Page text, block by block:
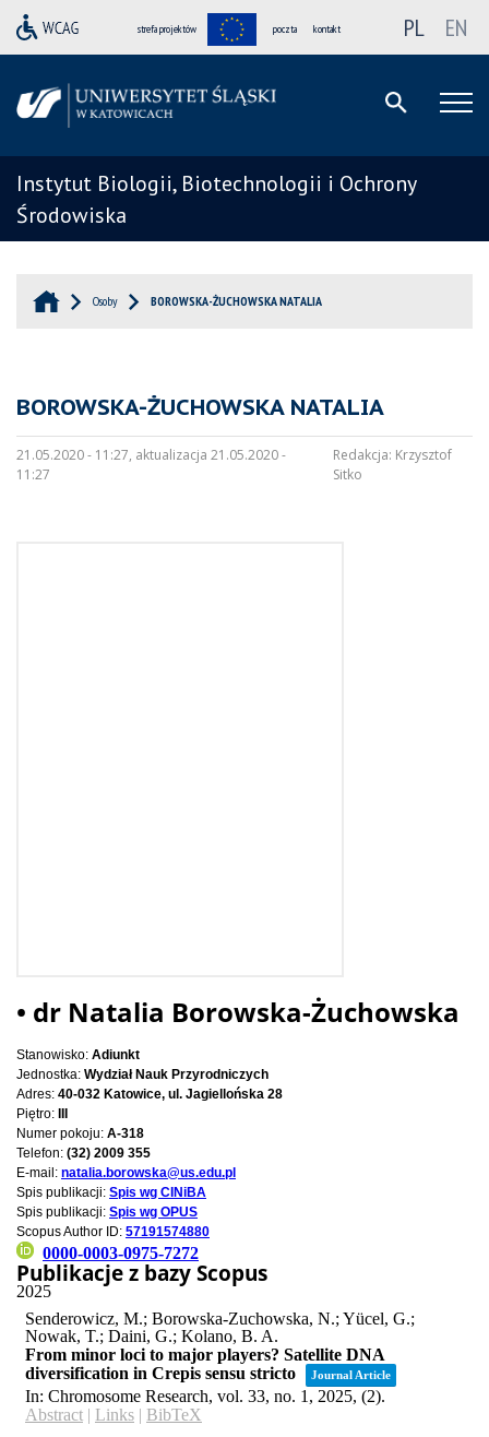
strefa projektów poczta kontakt PL EN
Instytut Biologii, Biotechnologii i Ochrony
Środowiska
Osoby BOROWSKA-ŻUCHOWSKA NATALIA
BOROWSKA-ŻUCHOWSKA NATALIA
21.05.2020 - 11:27, aktualizacja 21.05.2020 -
11:27
Redakcja: Krzysztof
Sitko